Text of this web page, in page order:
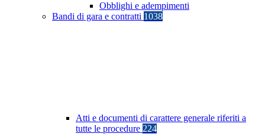
Obblighi e adempimenti
Bandi di gara e contratti 1038
Atti e documenti di carattere generale riferiti a
tutte le procedure 224